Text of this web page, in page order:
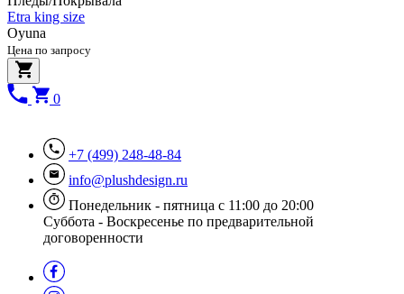
Etra king size
Oyuna
Цена по запросу
0
+7 (499) 248-48-84
info@plushdesign.ru
Понедельник - пятница с 11:00 до 20:00
Суббота - Воскресенье по предварительной
договоренности